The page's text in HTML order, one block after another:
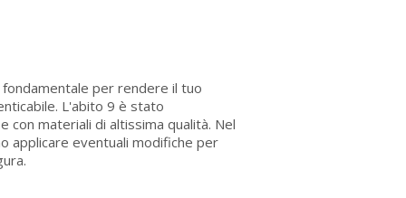
per rendere il tuo
L'abito 9 è stato
con materiali di altissima qualità. Nel
applicare eventuali modifiche per